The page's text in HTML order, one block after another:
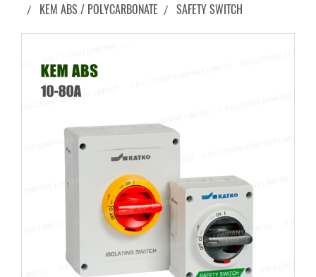
KEM ABS / POLYCARBONATE
SAFETY SWITCH